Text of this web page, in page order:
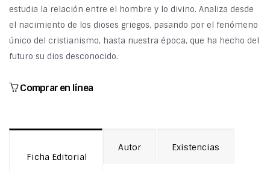
estudia la relación entre el hombre y lo divino. Analiza desde
el nacimiento de los dioses griegos, pasando por el fenómeno
único del cristianismo, hasta nuestra época, que ha hecho del
futuro su dios desconocido.
Comprar en línea
Ficha Editorial
Autor Existencias